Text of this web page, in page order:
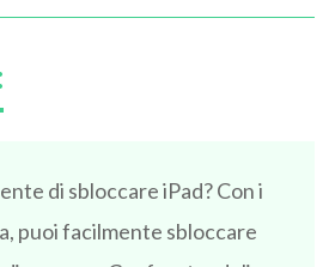
di sbloccare iPad? Con i
puoi facilmente sbloccare